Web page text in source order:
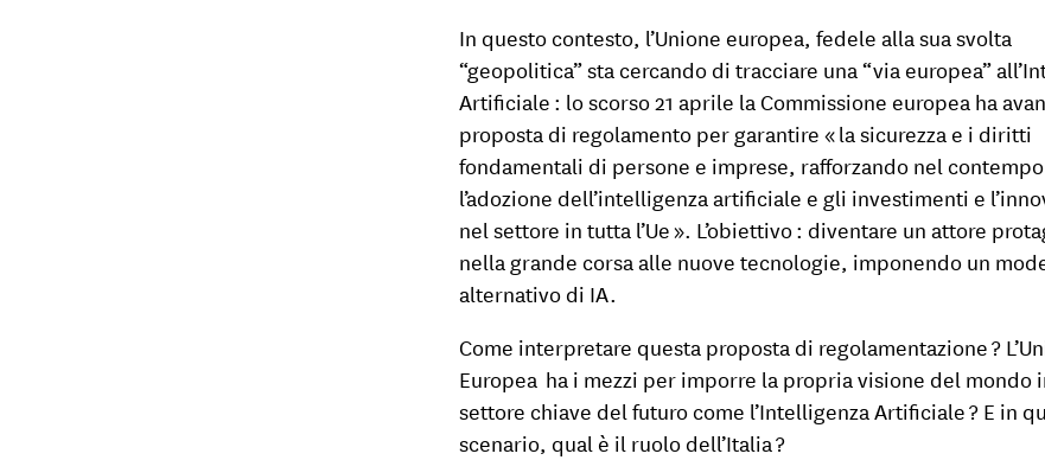
In questo contesto, l’Unione europea, fedele alla sua svolta
“geopolitica” sta cercando di tracciare una “via europea”
Artificiale : lo scorso 21 aprile la Commissione europea ha
proposta di regolamento per garantire « la sicurezza e i diritti
fondamentali di persone e imprese, rafforzando nel contempo
l’adozione dell’intelligenza artificiale e gli investimenti e
nel settore in tutta l’Ue ». L’obiettivo : diventare un attore
nella grande corsa alle nuove tecnologie, imponendo un
alternativo di IA.
Come interpretare questa proposta di regolamentazione ?
Europea ha i mezzi per imporre la propria visione del mondo
settore chiave del futuro come l’Intelligenza Artificiale ? E in
scenario, qual è il ruolo dell’Italia ?